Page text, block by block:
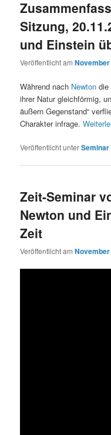
Sitzung,
und Einstein
Veröffentlicht am
Während nach Newton die
ihrer Natur gleichförmig,
äußern Gegenstand“
Charakter infrage.
Veröffentlicht unter
Zeit-Seminar
Newton und
Zeit
Veröffentlicht am